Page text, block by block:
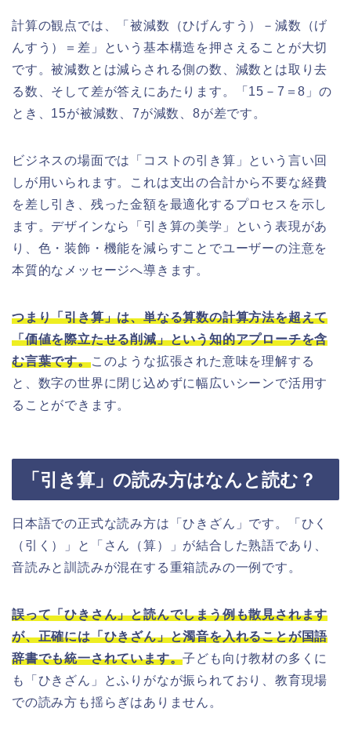
計算の観点では、「被減数（ひげんすう）－減数（げ
んすう）＝差」という基本構造を押さえることが大切
です。被減数とは減らされる側の数、減数とは取り去
る数、そして差が答えにあたります。「15－7＝8」の
とき、15が被減数、7が減数、8が差です。
ビジネスの場面では「コストの引き算」という言い回
しが用いられます。これは支出の合計から不要な経費
を差し引き、残った金額を最適化するプロセスを示し
ます。デザインなら「引き算の美学」という表現があ
り、色・装飾・機能を減らすことでユーザーの注意を
本質的なメッセージへ導きます。
つまり「引き算」は、単なる算数の計算方法を超えて
「価値を際立たせる削減」という知的アプローチを含
む言葉です。このような拡張された意味を理解する
と、数字の世界に閉じ込めずに幅広いシーンで活用す
ることができます。
「引き算」の読み方はなんと読む？
日本語での正式な読み方は「ひきざん」です。「ひく
（引く）」と「さん（算）」が結合した熟語であり、
音読みと訓読みが混在する重箱読みの一例です。
誤って「ひきさん」と読んでしまう例も散見されます
が、正確には「ひきざん」と濁音を入れることが国語
辞書でも統一されています。子ども向け教材の多くに
も「ひきざん」とふりがなが振られており、教育現場
での読み方も揺らぎはありません。